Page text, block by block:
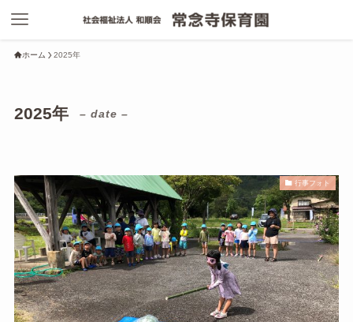
ホーム 2025年
2025年 – date –
行事フォト